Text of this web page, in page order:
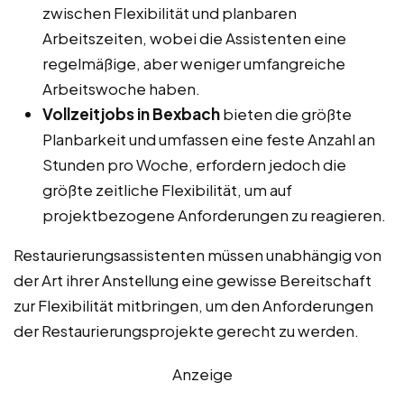
zwischen Flexibilität und planbaren
Arbeitszeiten, wobei die Assistenten eine
regelmäßige, aber weniger umfangreiche
Arbeitswoche haben.
Vollzeitjobs in Bexbachbieten die größte
Planbarkeit und umfassen eine feste Anzahl an
Stunden pro Woche, erfordern jedoch die
größte zeitliche Flexibilität, um auf
projektbezogene Anforderungen zu reagieren.
Restaurierungsassistenten müssen unabhängig von
der Art ihrer Anstellung eine gewisse Bereitschaft
zur Flexibilität mitbringen, um den Anforderungen
der Restaurierungsprojekte gerecht zu werden.
Anzeige